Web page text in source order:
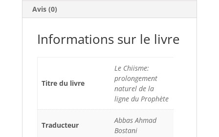
Avis (0)
Informations sur le livre
Titre du livre
Le Chiisme:
prolongement
naturel de la
ligne du Prophète
Traducteur
Abbas Ahmad
Bostani